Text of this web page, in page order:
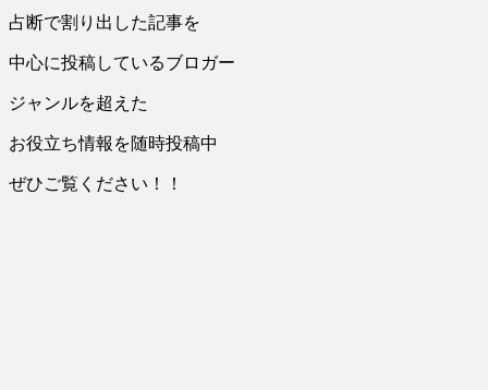
占断で割り出した記事を
中心に投稿しているブロガー
ジャンルを超えた
お役立ち情報を随時投稿中
ぜひご覧ください！！